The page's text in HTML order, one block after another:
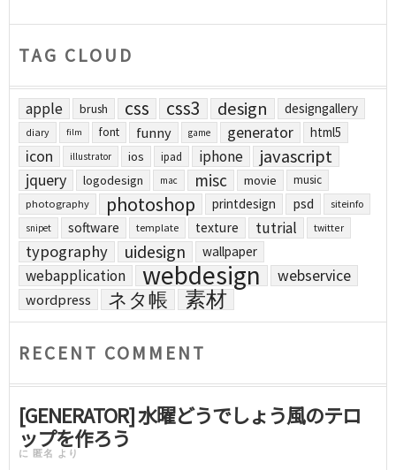
TAG CLOUD
apple brush css css3 design designgallery
diary film font funny game generator html5
icon illustrator ios ipad iphone javascript
jquery logodesign mac misc movie music
photography photoshop printdesign psd siteinfo
snipet software template texture tutrial twitter
typography uidesign wallpaper
webapplication webdesign webservice
wordpress ネタ帳 素材
RECENT COMMENT
[GENERATOR] 水曜どうでしょう風のテロ
ップを作ろう
に 匿名 より